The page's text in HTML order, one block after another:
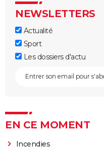
NEWSLETTERS
Actualité
Sport
Les dossiers d'actu
EN CE MOMENT
Incendies